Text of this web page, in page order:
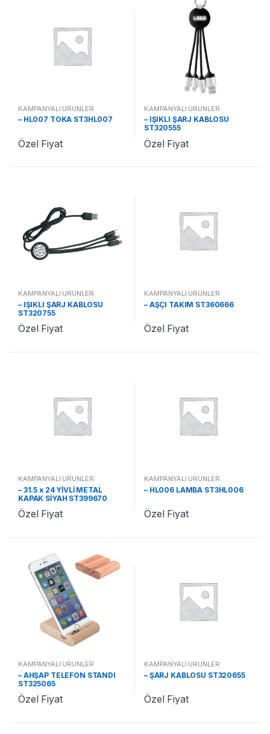
KAMPANYALI ÜRÜNLER
– HL007 TOKA ST3HL007
Özel Fiyat
KAMPANYALI ÜRÜNLER
– IŞIKLI ŞARJ KABLOSU
ST320555
Özel Fiyat
KAMPANYALI ÜRÜNLER
– IŞIKLI ŞARJ KABLOSU
ST320755
Özel Fiyat
KAMPANYALI ÜRÜNLER
– AŞÇI TAKIM ST360666
Özel Fiyat
KAMPANYALI ÜRÜNLER
– 31.5 x 24 YİVLİ METAL
KAPAK SİYAH ST399670
Özel Fiyat
KAMPANYALI ÜRÜNLER
– HL006 LAMBA ST3HL006
Özel Fiyat
KAMPANYALI ÜRÜNLER
– AHŞAP TELEFON STANDI
ST325065
Özel Fiyat
KAMPANYALI ÜRÜNLER
– ŞARJ KABLOSU ST320655
Özel Fiyat